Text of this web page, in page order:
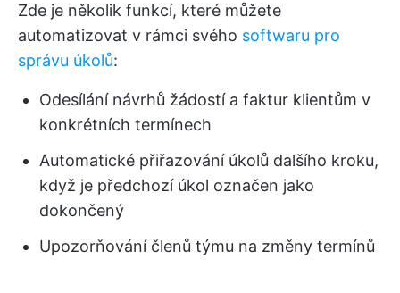
Zde je několik funkcí, které můžete
automatizovat v rámci svého softwaru pro
správu úkolů:
Odesílání návrhů žádostí a faktur klientům v
konkrétních termínech
Automatické přiřazování úkolů dalšího kroku,
když je předchozí úkol označen jako
dokončený
Upozorňování členů týmu na změny termínů